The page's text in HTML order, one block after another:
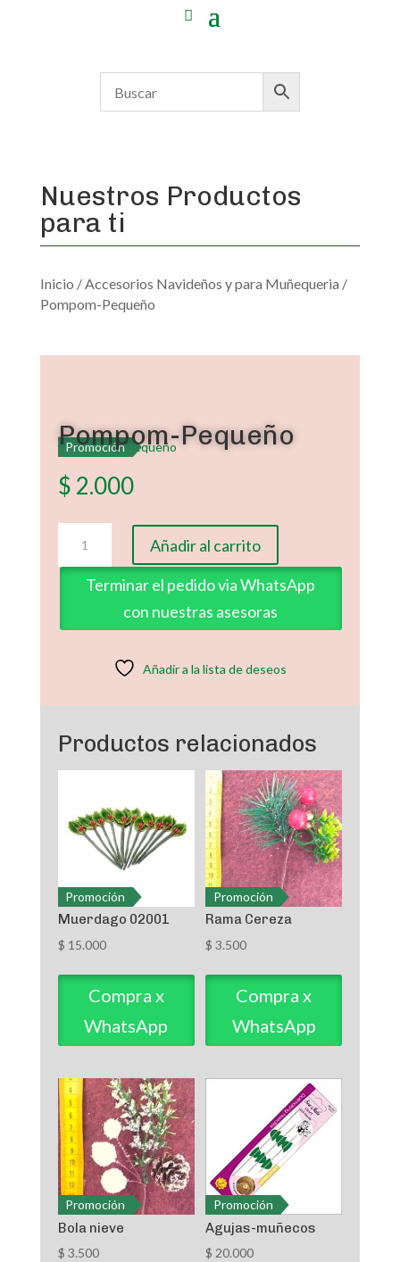
Nuestros Productos
para ti
Inicio /Accesorios Navideños y para Muñequeria /
Pompom-Pequeño
Promoción
Pompom-Pequeño
$ 2.000
Pequeño
cantidad
Añadir al carrito
Terminar el pedido via WhatsApp
con nuestras asesoras
Añadir a la lista de deseos
Productos relacionados
Promoción
Muerdago 02001
$ 15.000
Compra x
WhatsApp
Promoción
Rama Cereza
$ 3.500
Compra x
WhatsApp
Promoción
Bola nieve
$ 3.500
Promoción
Agujas-muñecos
$ 20.000